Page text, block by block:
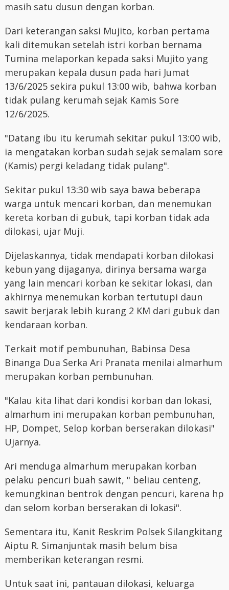
masih satu dusun dengan korban.
Dari keterangan saksi Mujito, korban pertama
kali ditemukan setelah istri korban bernama
Tumina melaporkan kepada saksi Mujito yang
merupakan kepala dusun pada hari Jumat
13/6/2025 sekira pukul 13:00 wib, bahwa korban
tidak pulang kerumah sejak Kamis Sore
12/6/2025.
"Datang ibu itu kerumah sekitar pukul 13:00 wib,
ia mengatakan korban sudah sejak semalam sore
(Kamis) pergi keladang tidak pulang".
Sekitar pukul 13:30 wib saya bawa beberapa
warga untuk mencari korban, dan menemukan
kereta korban di gubuk, tapi korban tidak ada
dilokasi, ujar Muji.
Dijelaskannya, tidak mendapati korban dilokasi
kebun yang dijaganya, dirinya bersama warga
yang lain mencari korban ke sekitar lokasi, dan
akhirnya menemukan korban tertutupi daun
sawit berjarak lebih kurang 2 KM dari gubuk dan
kendaraan korban.
Terkait motif pembunuhan, Babinsa Desa
Binanga Dua Serka Ari Pranata menilai almarhum
merupakan korban pembunuhan.
"Kalau kita lihat dari kondisi korban dan lokasi,
almarhum ini merupakan korban pembunuhan,
HP, Dompet, Selop korban berserakan dilokasi"
Ujarnya.
Ari menduga almarhum merupakan korban
pelaku pencuri buah sawit, " beliau centeng,
kemungkinan bentrok dengan pencuri, karena hp
dan selom korban berserakan di lokasi".
Sementara itu, Kanit Reskrim Polsek Silangkitang
Aiptu R. Simanjuntak masih belum bisa
memberikan keterangan resmi.
Untuk saat ini, pantauan dilokasi, keluarga